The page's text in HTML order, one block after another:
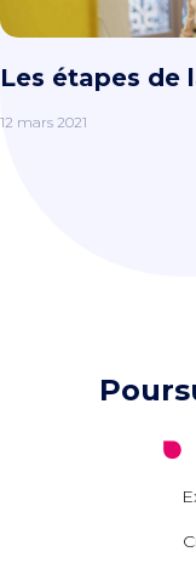
Les étapes de
12 mars 2021